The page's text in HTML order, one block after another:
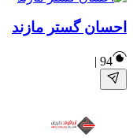
احسان گستر مازند
94
|